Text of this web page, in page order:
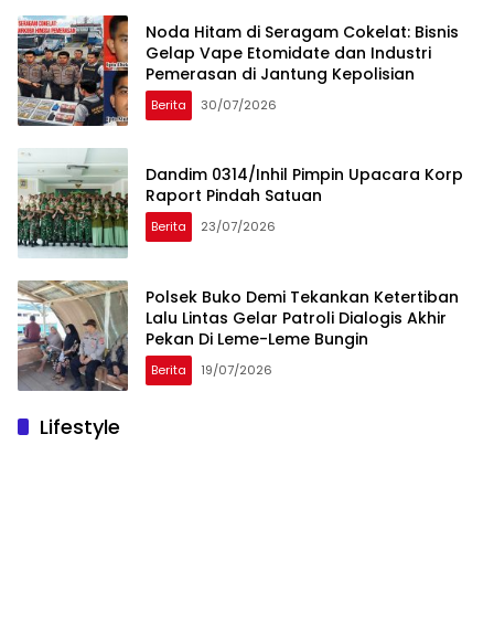
Noda Hitam di Seragam Cokelat: Bisnis
Gelap Vape Etomidate dan Industri
Pemerasan di Jantung Kepolisian
Berita 30/07/2026
Dandim 0314/Inhil Pimpin Upacara Korp
Raport Pindah Satuan
Berita 23/07/2026
Polsek Buko Demi Tekankan Ketertiban
Lalu Lintas Gelar Patroli Dialogis Akhir
Pekan Di Leme-Leme Bungin
Berita 19/07/2026
Lifestyle